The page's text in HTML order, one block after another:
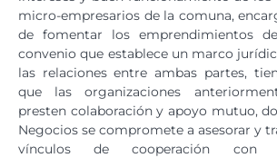
micro-empresarios de la comuna,
de fomentar los emprendimientos
convenio que establece un marco
las relaciones entre ambas partes,
que las organizaciones
presten colaboración y apoyo mutuo,
Negocios se compromete a asesorar y
vínculos de cooperación con